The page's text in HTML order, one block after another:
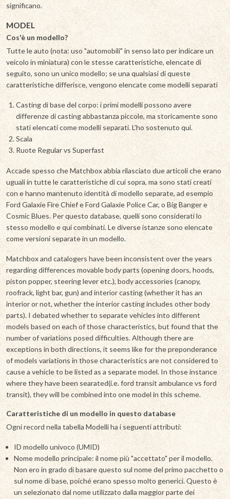
significano.
MODEL
Cos'è un modello?
Tutte le auto (nota: uso "automobili" in senso lato per indicare un
veicolo in miniatura) con le stesse caratteristiche, elencate di
seguito, sono un unico modello; se una qualsiasi di queste
caratteristiche differisce, vengono elencate come modelli separati
Casting di base del corpo: i primi modelli possono avere
differenze di casting abbastanza piccole, ma storicamente sono
stati elencati come modelli separati. L'ho sostenuto qui.
Scala
Ruote Regular vs Superfast
Accade spesso che Matchbox abbia rilasciato due articoli che erano
uguali in tutte le caratteristiche di cui sopra, ma sono stati creati
con e hanno mantenuto identità di modello separate, ad esempio
Ford Galaxie Fire Chief e Ford Galaxie Police Car, o Big Banger e
Cosmic Blues. Per questo database, quelli sono considerati lo
stesso modello e qui combinati. Le diverse istanze sono elencate
come versioni separate in un modello.
Matchbox and catalogers have been inconsistent over the years
regarding differences movable body parts (opening doors, hoods,
piston popper, steering lever etc.), body accessories (canopy,
roofrack, light bar, gun) and interior casting (whether it has an
interior or not, whether the interior casting includes other body
parts). I debated whether to separate vehicles into different
models based on each of those characteristics, but found that the
number of variations posed difficulties. Although there are
exceptions in both directions, it seems like for the preponderance
of models variations in those characteristics are not considered to
cause a vehicle to be listed as a separate model. In those instance
where they have been searated(i.e. ford transit ambulance vs ford
transit), they will be combined into one model in this scheme.
Caratteristiche di un modello in questo database
Ogni record nella tabella Modelli ha i seguenti attributi:
ID modello univoco (UMID)
Nome modello principale: il nome più "accettato" per il modello.
Non ero in grado di basare questo sul nome del primo pacchetto o
sul nome di base, poiché erano spesso molto generici. Questo è
un selezionato dal nome utilizzato dalla maggior parte dei